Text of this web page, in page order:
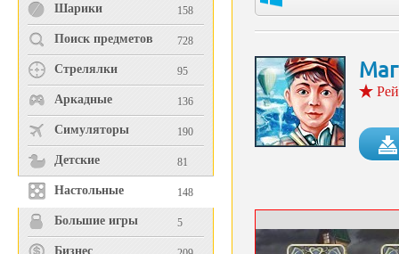
Шарики 158
Поиск предметов 728
Стрелялки 95
Аркадные 136
Симуляторы 190
Детские 81
Настольные 148
Большие игры 5
Бизнес